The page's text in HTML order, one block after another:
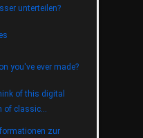
unterteilen?
you've ever made?
of this digital
of classic
zur